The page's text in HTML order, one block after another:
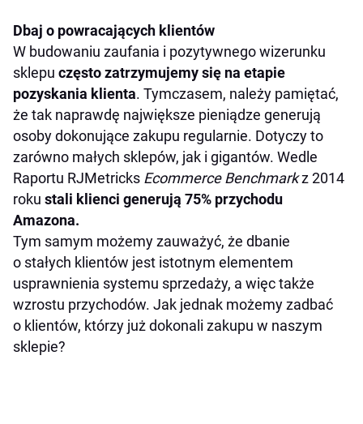
Dbaj o powracających klientów
W budowaniu zaufania i pozytywnego wizerunku
sklepu często zatrzymujemy się na etapie
pozyskania klienta. Tymczasem, należy pamiętać,
że tak naprawdę największe pieniądze generują
osoby dokonujące zakupu regularnie. Dotyczy to
zarówno małych sklepów, jak i gigantów. Wedle
Raportu RJMetricks Ecommerce Benchmarkz 2014
roku stali klienci generują 75% przychodu
Amazona.
Tym samym możemy zauważyć, że dbanie
o stałych klientów jest istotnym elementem
usprawnienia systemu sprzedaży, a więc także
wzrostu przychodów. Jak jednak możemy zadbać
o klientów, którzy już dokonali zakupu w naszym
sklepie?